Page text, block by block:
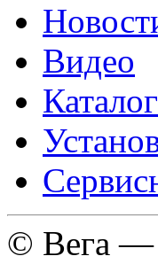
Видео
© Вега —